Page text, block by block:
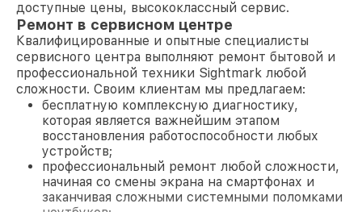
доступные цены, высококлассный сервис.
Ремонт в сервисном центре
Квалифицированные и опытные специалисты
сервисного центра выполняют ремонт бытовой и
профессиональной техники Sightmark любой
сложности. Своим клиентам мы предлагаем:
бесплатную комплексную диагностику,
которая является важнейшим этапом
восстановления работоспособности любых
устройств;
профессиональный ремонт любой сложности,
начиная со смены экрана на смартфонах и
заканчивая сложными системными поломками